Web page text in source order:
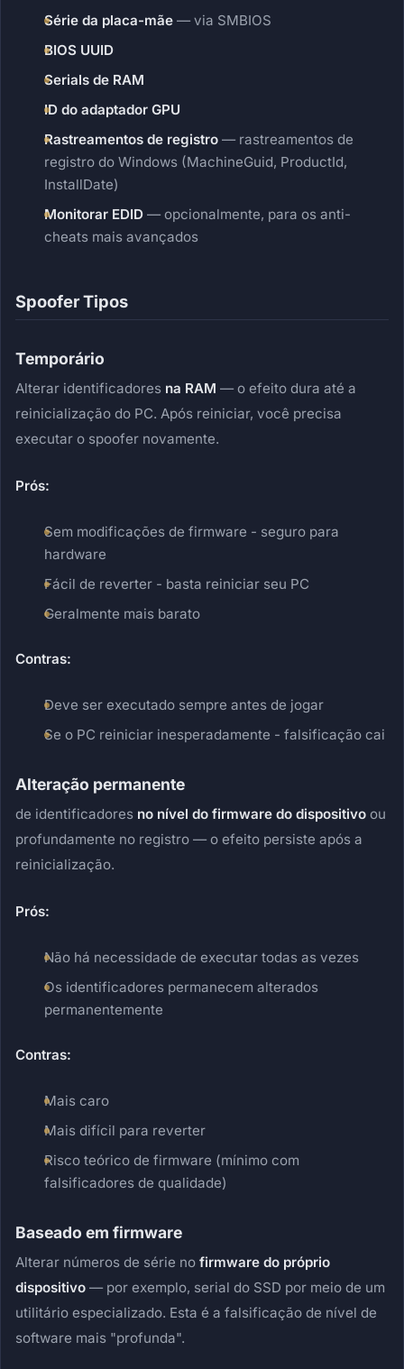
Série da placa-mãe — via SMBIOS
BIOS UUID
Serials de RAM
ID do adaptador GPU
Rastreamentos de registro — rastreamentos de
registro do Windows (MachineGuid, ProductId,
InstallDate)
Monitorar EDID — opcionalmente, para os anti-
cheats mais avançados
Spoofer Tipos
Temporário
Alterar identificadores na RAM — o efeito dura até a
reinicialização do PC. Após reiniciar, você precisa
executar o spoofer novamente.
Prós:
Sem modificações de firmware - seguro para
hardware
Fácil de reverter - basta reiniciar seu PC
Geralmente mais barato
Contras:
Deve ser executado sempre antes de jogar
Se o PC reiniciar inesperadamente - falsificação cai
Alteração permanente
de identificadores no nível do firmware do dispositivo ou
profundamente no registro — o efeito persiste após a
reinicialização.
Prós:
Não há necessidade de executar todas as vezes
Os identificadores permanecem alterados
permanentemente
Contras:
Mais caro
Mais difícil para reverter
Risco teórico de firmware (mínimo com
falsificadores de qualidade)
Baseado em firmware
Alterar números de série no firmware do próprio
dispositivo — por exemplo, serial do SSD por meio de um
utilitário especializado. Esta é a falsificação de nível de
software mais "profunda".